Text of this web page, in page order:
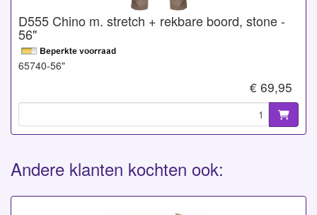
D555 Chino m. stretch + rekbare boord, stone -
56"
65740-56"
€ 69,95
Andere klanten kochten ook: